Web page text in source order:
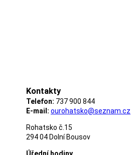
Kontakty
Telefon: 737 900 844
E-mail: ourohatsko@seznam.cz
Rohatsko č.15
294 04 Dolní Bousov